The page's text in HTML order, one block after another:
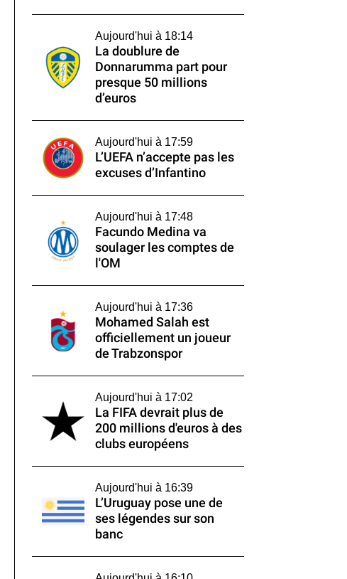
Aujourd'hui à 18:14
La doublure de
Donnarumma part pour
presque 50 millions
d’euros
Aujourd'hui à 17:59
L’UEFA n’accepte pas les
excuses d’Infantino
Aujourd'hui à 17:48
Facundo Medina va
soulager les comptes de
l'OM
Aujourd'hui à 17:36
Mohamed Salah est
officiellement un joueur
de Trabzonspor
Aujourd'hui à 17:02
La FIFA devrait plus de
200 millions d'euros à des
clubs européens
Aujourd'hui à 16:39
L’Uruguay pose une de
ses légendes sur son
banc